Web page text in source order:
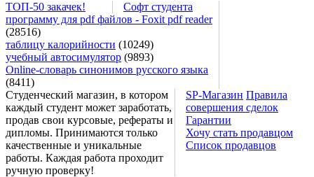
ТОП-50 закачек!
Софт студента
программу для pdf файлов - Foxit pdf reader
(28516)
таблицу калорийности (10249)
учебный автосимулятор (9893)
Online-словарь синонимов русского языка
(8411)
Студенческий магазин, в котором
каждый студент может заработать,
продав свои курсовые, рефераты и
дипломы. Принимаются только
качественные и уникальные
работы. Каждая работа проходит
ручную проверку!
SP-Магазин Правила
совершения сделок
Гарантии
Хочу стать продавцом
Список продавцов